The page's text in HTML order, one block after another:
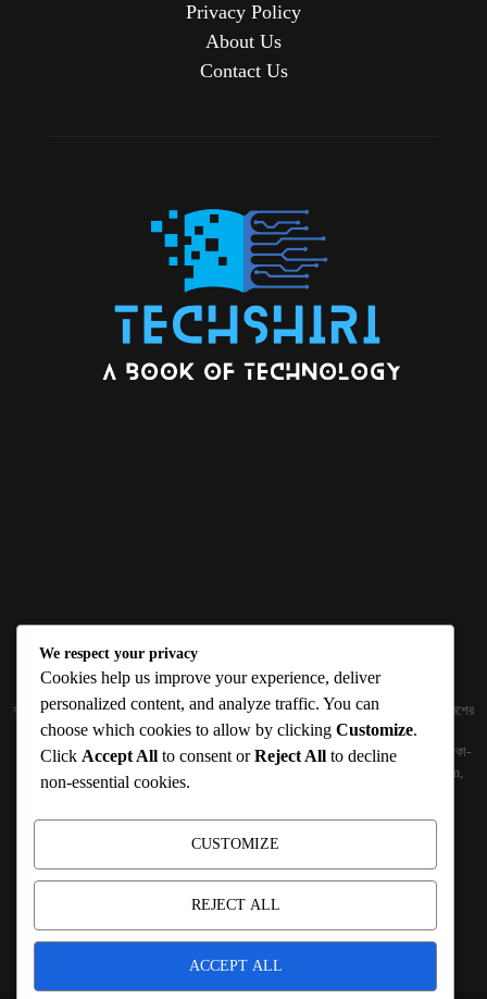
Privacy Policy
About Us
Contact Us
ABOUT US
জ্ঞান বিজ্ঞানের উৎকর্ষ আমাদের প্রভাবিত করে। আলোকিত করে। সেই আলো কে ধারণ কর দেশ ও বিদেশের
তথ্যপ্রযুক্তির অতিসাম্প্রতিক খবরাখবর পাঠকের হাতের মুঠোয় দিতে চায় টেকসিঁড়ি ডট কম।
প্রকাশক ও নির্বাহী সম্পাদকঃ সামিউল হক সুমন ১৮৮/১ (২য় তলা), ইনার সার্কুলার রোড, আরামবাগ, ঢাকা-
techshiribd@gmail.com
info@techshiri.com
We respect your privacy
Cookies help us improve your experience, deliver
personalized content, and analyze traffic. You can
choose which cookies to allow by clicking Customize.
Click Accept All to consent orReject All to decline
non-essential cookies.
CUSTOMIZE
REJECT ALL
ACCEPT ALL